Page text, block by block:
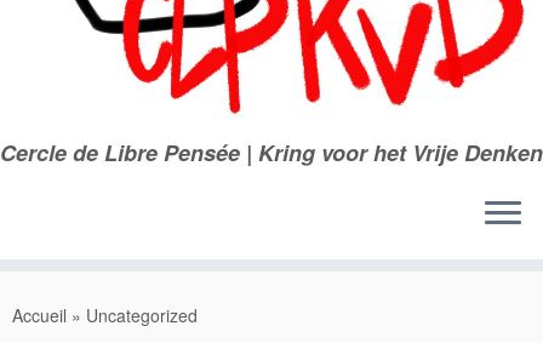
Cercle de Libre Pensée | Kring voor het Vrije Denken
Accueil » Uncategorized